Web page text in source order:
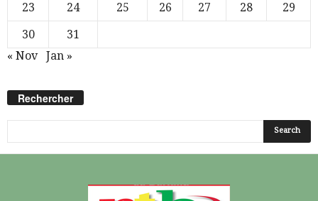
23
24 25 26 27 28
29
30
31
« Nov
Jan »
Rechercher